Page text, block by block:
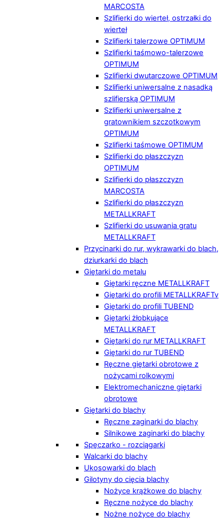
MARCOSTA
Szlifierki do wierteł, ostrzałki do
wierteł
Szlifierki talerzowe OPTIMUM
Szlifierki taśmowo-talerzowe
OPTIMUM
Szlifierki dwutarczowe OPTIMUM
Szlifierki uniwersalne z nasadką
szlifierską OPTIMUM
Szlifierki uniwersalne z
gratownikiem szczotkowym
OPTIMUM
Szlifierki taśmowe OPTIMUM
Szlifierki do płaszczyzn
OPTIMUM
Szlifierki do płaszczyzn
MARCOSTA
Szlifierki do płaszczyzn
METALLKRAFT
Szlifierki do usuwania gratu
METALLKRAFT
Przycinarki do rur, wykrawarki do blach,
dziurkarki do blach
Giętarki do metalu
Giętarki ręczne METALLKRAFT
Giętarki do profili METALLKRAFTv
Giętarki do profili TUBEND
Giętarki żłobkujące
METALLKRAFT
Giętarki do rur METALLKRAFT
Giętarki do rur TUBEND
Ręczne giętarki obrotowe z
nożycami rolkowymi
Elektromechaniczne giętarki
obrotowe
Giętarki do blachy
Ręczne zaginarki do blachy
Silnikowe zaginarki do blachy
Spęczarko - rozciągarki
Walcarki do blachy
Ukosowarki do blach
Gilotyny do cięcia blachy
Nożyce krążkowe do blachy
Ręczne nożyce do blachy
Nożne nożyce do blachy